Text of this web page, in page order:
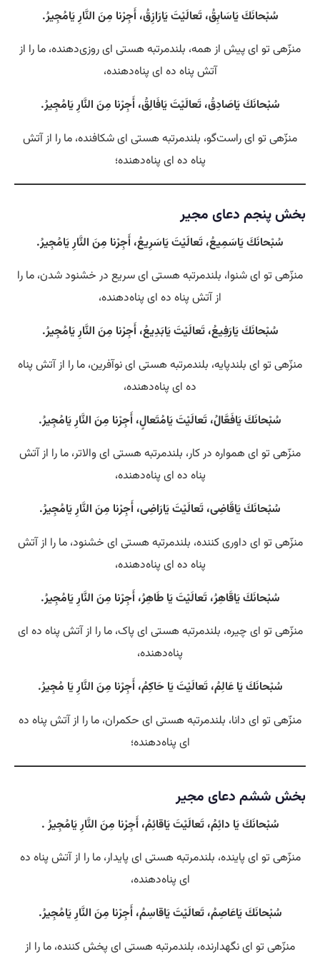
سُبْحانَكَ يَاسَابِقُ، تَعالَيْتَ يَارَازِقُ، أَجِرْنا مِنَ النَّارِ يَامُجِيرُ.
منزّهی تو ای پیش از همه، بلندمرتبه هستی‌ ای روزی‌دهنده، ما را از
آتش پناه ده ای پناه‌دهنده،
سُبْحانَكَ يَاصَادِقُ، تَعالَيْتَ يَافَالِقُ، أَجِرْنا مِنَ النَّارِ يَامُجِيرُ.
منزّهی تو ای راست‌گو، بلندمرتبه هستی‌ ای شکافنده، ما را از آتش
پناه ده ای پناه‌دهنده؛
بخش پنجم دعای مجیر
سُبْحانَكَ يَاسَمِيعُ، تَعالَيْتَ يَاسَرِيعُ، أَجِرْنا مِنَ النَّارِ يَامُجِيرُ.
منزّهی تو ای شنوا، بلندمرتبه هستی‌ ای سریع در خشنود شدن، ما را
از آتش پناه ده ای پناه‌دهنده،
سُبْحانَكَ يَارَفِيعُ، تَعالَيْتَ يَابَدِيعُ، أَجِرْنا مِنَ النَّارِ يَامُجِيرُ.
منزّهی تو ای بلندپایه، بلندمرتبه هستی‌ ای نوآفرین، ما را از آتش پناه
ده ای پناه‌دهنده،
سُبْحانَكَ يَافَعَّالُ، تَعالَيْتَ يَامُتَعالٍ، أَجِرْنا مِنَ النَّارِ يَامُجِيرُ.
منزّهی تو ای همواره در کار، بلندمرتبه هستی‌ ای والاتر، ما را از آتش
پناه ده ای پناه‌دهنده،
سُبْحانَكَ يَاقَاضِى، تَعالَيْتَ يَارَاضِى، أَجِرْنا مِنَ النَّارِ يَامُجِيرُ.
منزّهی تو ای داوری کننده، بلندمرتبه هستی‌ ای خشنود، ما را از آتش
پناه ده ای پناه‌دهنده،
سُبْحانَكَ يَاقَاهِرُ، تَعالَيْتَ يَا طَاهِرُ، أَجِرْنا مِنَ النَّارِ يَامُجِيرُ.
منزّهی تو ای چیره، بلندمرتبه هستی‌ ای پاک، ما را از آتش پناه ده ای
پناه‌دهنده،
سُبْحانَكَ يَا عَالِمُ، تَعالَيْتَ يَا حَاكِمُ، أَجِرْنا مِنَ النَّارِ يَا مُجِيرُ.
منزّهی تو ای دانا، بلندمرتبه هستی‌ ای حکمران، ما را از آتش پناه ده
ای پناه‌دهنده؛
بخش ششم دعای مجیر
سُبْحانَكَ يَا دائِمُ، تَعالَيْتَ يَاقائِمُ، أَجِرْنا مِنَ النَّارِ يَامُجِيرُ .
منزّهی تو ای پاینده، بلندمرتبه هستی‌ ای پایدار، ما را از آتش پناه ده
ای پناه‌دهنده،
سُبْحانَكَ يَاعَاصِمُ، تَعالَيْتَ يَاقاسِمُ، أَجِرْنا مِنَ النَّارِ يَامُجِيرُ.
منزّهی تو ای نگهدارنده، بلندمرتبه هستی‌ ای پخش کننده، ما را از